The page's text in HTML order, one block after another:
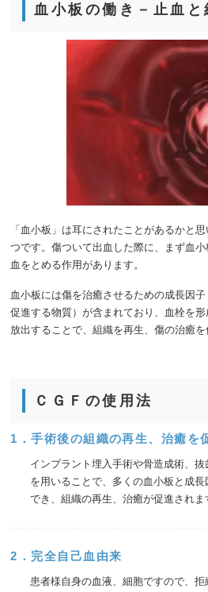
血小板の働き－止血と
「血小板」は耳にされたことがあるかと
つです。傷ついて出血した際に、まず血
血をとめる作用があります。
血小板には傷を治癒させるための成長因
促進する物質）が含まれており、血栓を
放出することで、組織を再生、傷の治癒を
ＣＧＦの使用法
1．手術後の組織の再生、治癒を
インプラント埋入手術や骨造成術、
を用いることで、多くの血小板と成
でき、組織の再生、治癒が促進されま
2．完全自己血由来
患者様自身の血液、細胞ですので、